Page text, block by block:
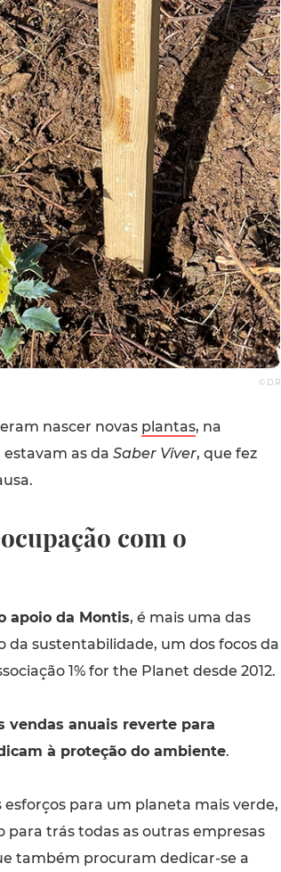
© D.R
nascer novas plantas, na
as da Saber Viver, que fez
com o
apoio da Montis, é mais uma das
da sustentabilidade, um dos focos da
1% for the Planet desde 2012.
vendas anuais reverte para
à proteção do ambiente.
esforços para um planeta mais verde,
para trás todas as outras empresas
também procuram dedicar-se a